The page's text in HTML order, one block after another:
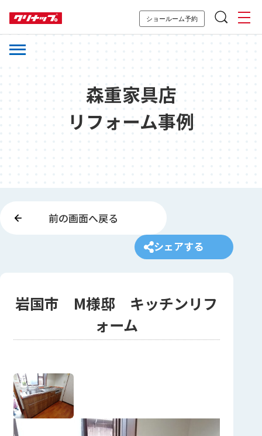
ショールーム予約
森重家具店
リフォーム事例
前の画面へ戻る
シェアする
岩国市 M様邸 キッチンリフ
ォーム